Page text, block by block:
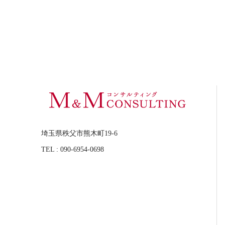
埼玉県秩父市熊木町19-6
TEL : 090-6954-0698